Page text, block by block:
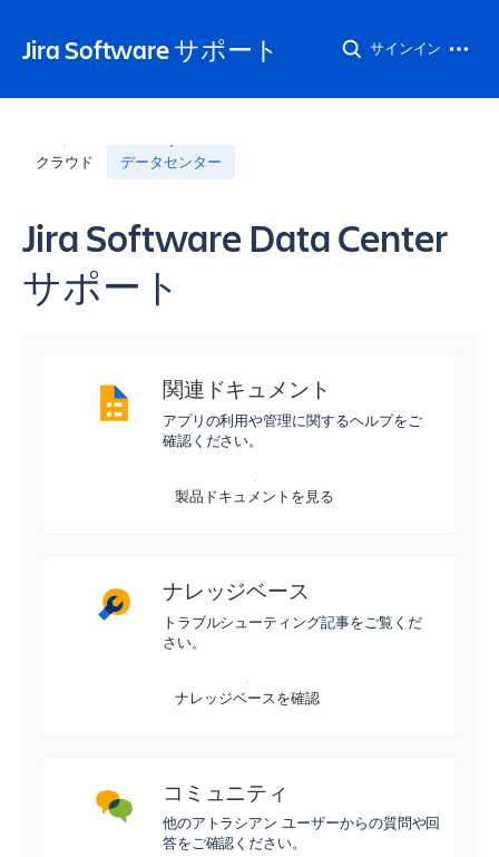
Jira Software サポート サインイン
クラウド データセンター
Jira Software Data Center
サポート
関連ドキュメント
アプリの利用や管理に関するヘルプをご
確認ください。
製品ドキュメントを見る
ナレッジベース
トラブルシューティング記事をご覧くだ
さい。
ナレッジベースを確認
コミュニティ
他のアトラシアン ユーザーからの質問や回
答をご確認ください。